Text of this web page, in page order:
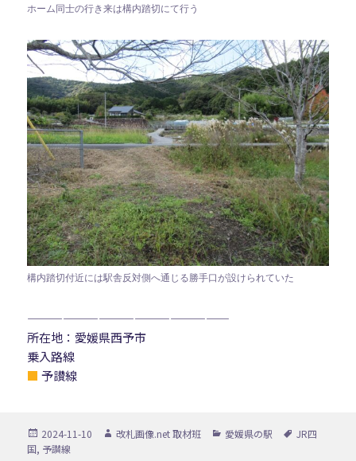
ホーム同士の行き来は構内踏切にて行う
構内踏切付近には駅舎反対側へ通じる勝手口が設けられていた
—————————————————
所在地：愛媛県西予市
乗入路線
■ 予讃線
投
稿
2024-11-10
作
改札画像.net 取材班
カ
愛媛県の駅
タ
JR四
国, 予讃線